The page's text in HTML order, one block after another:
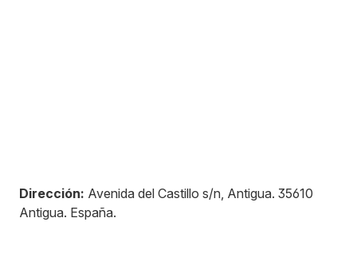
Dirección: Avenida del Castillo s/n, Antigua. 35610
Antigua. España.